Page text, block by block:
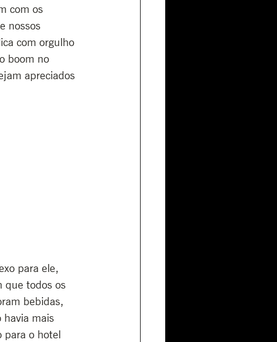
com os
nossos
com orgulho
boom no
apreciados
para ele,
que todos os
bebidas,
havia mais
para o hotel